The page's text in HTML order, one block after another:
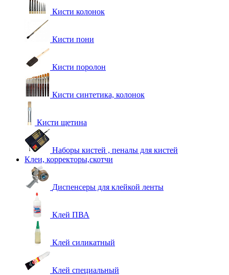
Кисти колонок
Кисти пони
Кисти поролон
Кисти синтетика, колонок
Кисти щетина
Наборы кистей , пеналы для кистей
Клеи, корректоры,скотчи
Диспенсеры для клейкой ленты
Клей ПВА
Клей силикатный
Клей специальный